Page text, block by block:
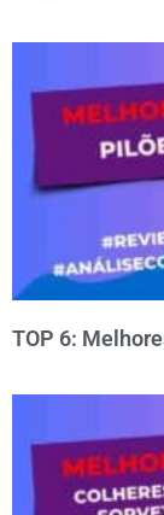
TOP 6: